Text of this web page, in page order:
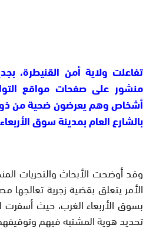
تفاعلت ولاية أمن القنيطرة،
منشور على صفحات مواقع
أشخاص وهم يعرضون ضحية من
بالشارع العام بمدينة سوق
وقد أوضحت الأبحاث والتحريات
الأمر يتعلق بقضية زجرية تعالجها
بسوق الأربعاء الغرب، حيث أسفرت
تحديد هوية المشتبه فيهم